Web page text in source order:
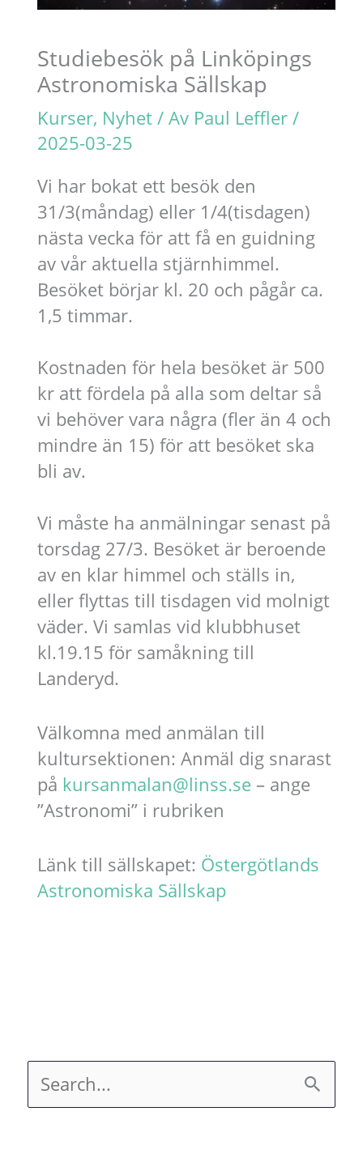
Studiebesök på Linköpings
Astronomiska Sällskap
Kurser, Nyhet/ Av Paul Leffler /
2025-03-25
Vi har bokat ett besök den
31/3(måndag) eller 1/4(tisdagen)
nästa vecka för att få en guidning
av vår aktuella stjärnhimmel.
Besöket börjar kl. 20 och pågår ca.
1,5 timmar.
Kostnaden för hela besöket är 500
kr att fördela på alla som deltar så
vi behöver vara några (fler än 4 och
mindre än 15) för att besöket ska
bli av.
Vi måste ha anmälningar senast på
torsdag 27/3. Besöket är beroende
av en klar himmel och ställs in,
eller flyttas till tisdagen vid molnigt
väder. Vi samlas vid klubbhuset
kl.19.15 för samåkning till
Landeryd.
Välkomna med anmälan till
kultursektionen: Anmäl dig snarast
på kursanmalan@linss.se– ange
”Astronomi” i rubriken
Länk till sällskapet: Östergötlands
Astronomiska Sällskap
ö